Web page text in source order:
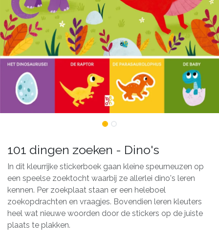
101 dingen zoeken - Dino's
In dit kleurrijke stickerboek gaan kleine speurneuzen op
een speelse zoektocht waarbij ze allerlei dino's leren
kennen. Per zoekplaat staan er een heleboel
zoekopdrachten en vraagjes. Bovendien leren kleuters
heel wat nieuwe woorden door de stickers op de juiste
plaats te plakken.